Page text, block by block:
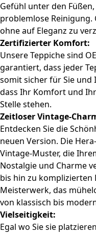
Gefühl unter den
problemlose Reinigung.
ohne auf Eleganz zu
Zertifizierter Komfort:
Unsere Teppiche sind
garantiert, dass jeder
somit sicher für Sie und
dass Ihr Komfort und
Stelle stehen.
Zeitloser Vintage-
Entdecken Sie die
neuen Version. Die
Vintage-Muster, die
Nostalgie und Charme
bis hin zu komplizierten
Meisterwerk, das
von klassisch bis
Vielseitigkeit:
Egal wo Sie sie